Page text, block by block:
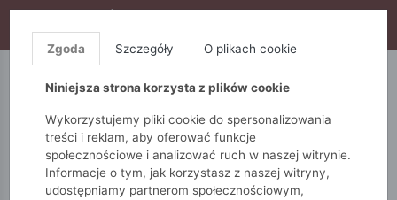
S10), DODATKOWE 15% ZA 3SZT (KOD: S15)
5.10.15. QUIOSQUE
Zgoda Szczegóły O plikach cookie
Niniejsza strona korzysta z plików cookie
Wykorzystujemy pliki cookie do spersonalizowania
treści i reklam, aby oferować funkcje
społecznościowe i analizować ruch w naszej witrynie.
Informacje o tym, jak korzystasz z naszej witryny,
udostępniamy partnerom społecznościowym,